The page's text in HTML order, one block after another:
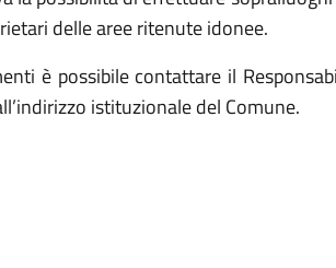
delle aree ritenute idonee.
è possibile contattare il
istituzionale del Comune.